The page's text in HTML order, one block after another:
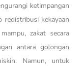
ketimpangan
redistribusi kekayaan
zakat secara
antara golongan
Namun, untuk